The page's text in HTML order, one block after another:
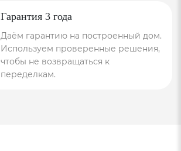
Гарантия 3 года
Даём гарантию на построенный дом.
Используем проверенные решения,
чтобы не возвращаться к
переделкам.